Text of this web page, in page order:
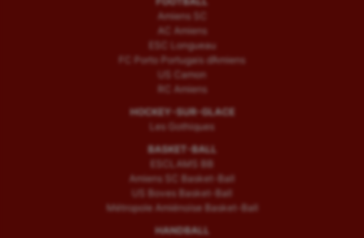
Amiens SC
AC Amiens
ESC Longueau
FC Porto Portugais d’Amiens
US Camon
RC Amiens
HOCKEY-SUR-GLACE
Les Gothiques
BASKET-BALL
ESCLAMS BB
Amiens SC Basket-Ball
US Boves Basket-Ball
Métropole Amiénoise Basket-Ball
HANDBALL